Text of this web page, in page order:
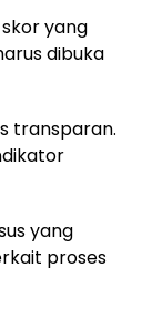
yang
dibuka
transparan.
yang
proses